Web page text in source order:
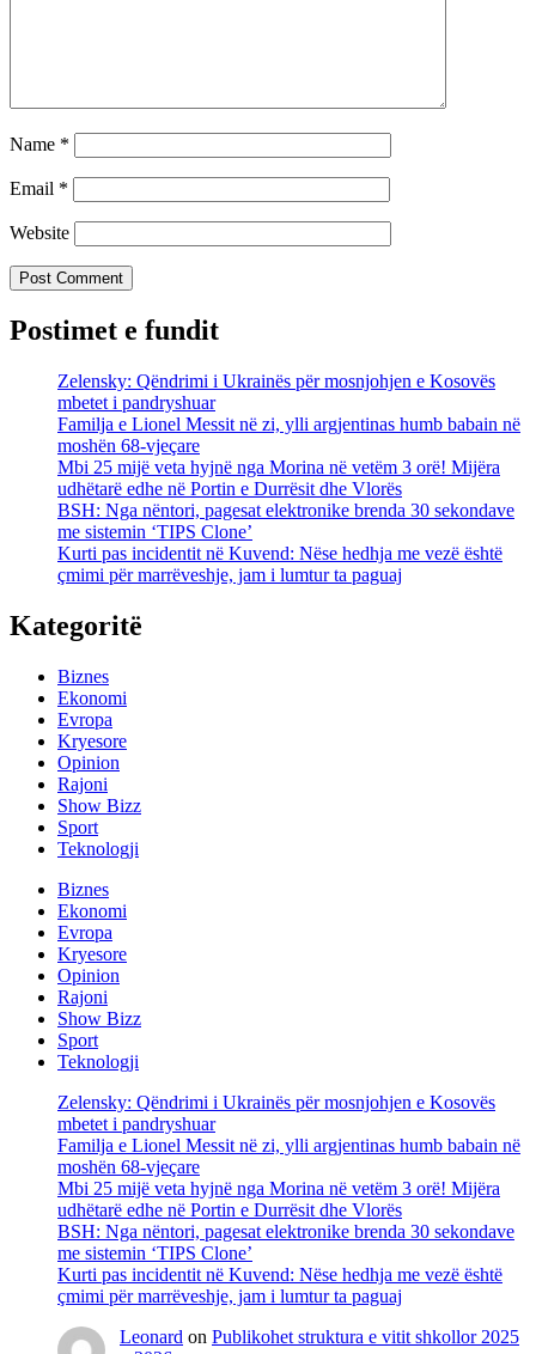
Name *
Email *
Website
Postimet e fundit
Zelensky: Qëndrimi i Ukrainës për mosnjohjen e Kosovës
mbetet i pandryshuar
Familja e Lionel Messit në zi, ylli argjentinas humb babain në
moshën 68-vjeçare
Mbi 25 mijë veta hyjnë nga Morina në vetëm 3 orë! Mijëra
udhëtarë edhe në Portin e Durrësit dhe Vlorës
BSH: Nga nëntori, pagesat elektronike brenda 30 sekondave
me sistemin ‘TIPS Clone’
Kurti pas incidentit në Kuvend: Nëse hedhja me vezë është
çmimi për marrëveshje, jam i lumtur ta paguaj
Kategoritë
Biznes
Ekonomi
Evropa
Kryesore
Opinion
Rajoni
Show Bizz
Sport
Teknologji
Biznes
Ekonomi
Evropa
Kryesore
Opinion
Rajoni
Show Bizz
Sport
Teknologji
Zelensky: Qëndrimi i Ukrainës për mosnjohjen e Kosovës
mbetet i pandryshuar
Familja e Lionel Messit në zi, ylli argjentinas humb babain në
moshën 68-vjeçare
Mbi 25 mijë veta hyjnë nga Morina në vetëm 3 orë! Mijëra
udhëtarë edhe në Portin e Durrësit dhe Vlorës
BSH: Nga nëntori, pagesat elektronike brenda 30 sekondave
me sistemin ‘TIPS Clone’
Kurti pas incidentit në Kuvend: Nëse hedhja me vezë është
çmimi për marrëveshje, jam i lumtur ta paguaj
Leonard on Publikohet struktura e vitit shkollor 2025